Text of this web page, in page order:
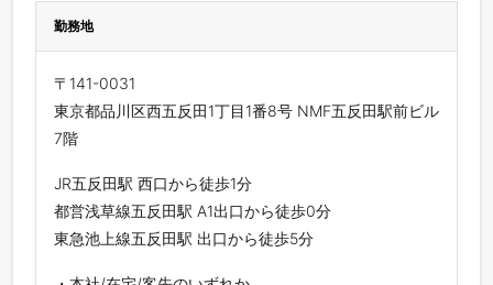
勤務地
〒141-0031
東京都品川区西五反田1丁目1番8号 NMF五反田駅前ビル
7階
JR五反田駅 西口から徒歩1分
都営浅草線五反田駅 A1出口から徒歩0分
東急池上線五反田駅 出口から徒歩5分